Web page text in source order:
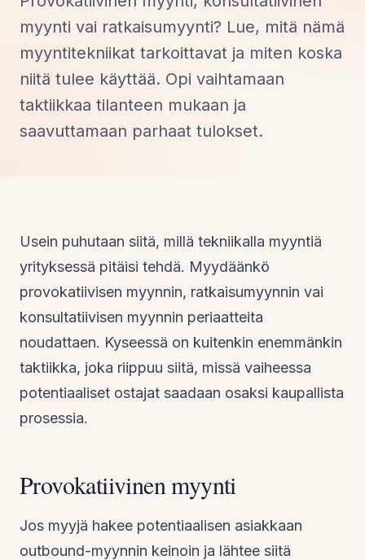
myynti vai ratkaisumyynti? Lue, mitä nämä
myyntitekniikat tarkoittavat ja miten koska
niitä tulee käyttää. Opi vaihtamaan
taktiikkaa tilanteen mukaan ja
saavuttamaan parhaat tulokset.
Usein puhutaan siitä, millä tekniikalla myyntiä
yrityksessä pitäisi tehdä. Myydäänkö
provokatiivisen myynnin, ratkaisumyynnin vai
konsultatiivisen myynnin periaatteita
noudattaen. Kyseessä on kuitenkin enemmänkin
taktiikka, joka riippuu siitä, missä vaiheessa
potentiaaliset ostajat saadaan osaksi kaupallista
prosessia.
Provokatiivinen myynti
Jos myyjä hakee potentiaalisen asiakkaan
outbound-myynnin keinoin ja lähtee siitä